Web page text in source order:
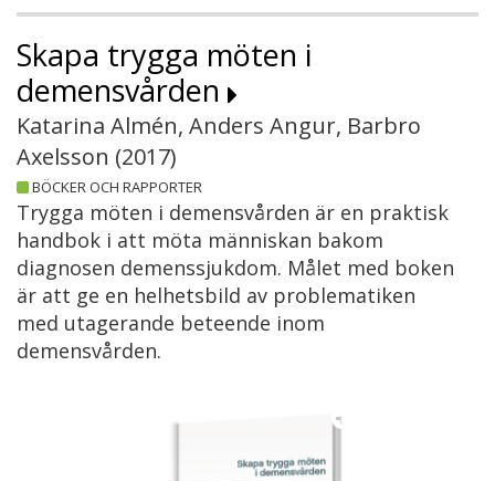
Skapa trygga möten i
demensvården
Katarina Almén, Anders Angur, Barbro
Axelsson (2017)
BÖCKER OCH RAPPORTER
Trygga möten i demensvården är en praktisk
handbok i att möta människan bakom
diagnosen demenssjukdom. Målet med boken
är att ge en helhetsbild av problematiken
med utagerande beteende inom
demensvården.